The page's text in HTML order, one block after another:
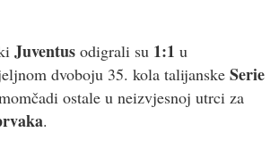
Juventus odigrali su 1:1 u
dvoboju 35. kola talijanske Serie
ostale u neizvjesnoj utrci za
.